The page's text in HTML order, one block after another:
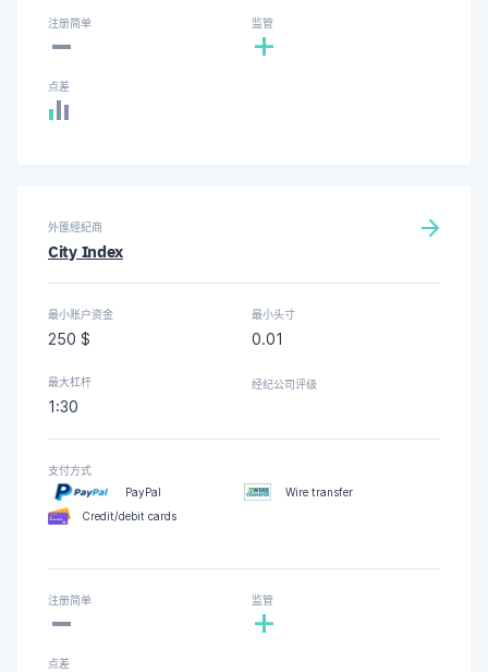
注册简单
- 监管
+
点差
外匯經紀商
City Index
最小账户资金
250 $
最小头寸
0.01
最大杠杆
1:30
经纪公司评级
支付方式
PayPal
Wire transfer
Credit/debit cards
注册简单
- 监管
+
点差